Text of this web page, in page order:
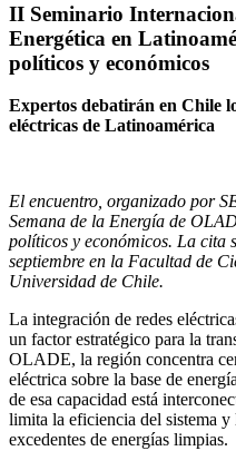
II Seminario
Energética en
políticos y económicos
Expertos debatirán en Chile
eléctricas de Latinoamérica
El encuentro, organizado por
Semana de la Energía de
políticos y económicos. La cita
septiembre en la Facultad de
Universidad de Chile.
La integración de redes
un factor estratégico para la
OLADE, la región concentra
eléctrica sobre la base de
de esa capacidad está
limita la eficiencia del sistema
excedentes de energías limpias.